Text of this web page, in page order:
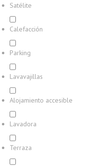
Satélite
Calefacción
Parking
Lavavajillas
Alojamiento accesible
Lavadora
Terraza